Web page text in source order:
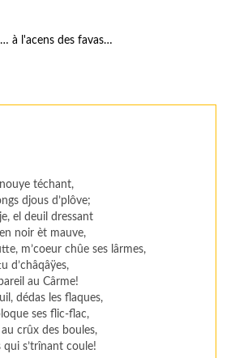
à l'acens des favas…
téchant,
djous d’plôve;
el deuil dressant
noir èt mauve,
m’coeur chûe ses lârmes,
d’châqâÿes,
au Cârme!
dédas les flaques,
ses flic-flac,
au crûx des boules,
s’trînant coule!